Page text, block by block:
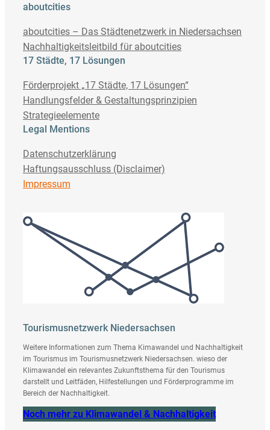
aboutcities
aboutcities – Das Städtenetzwerk in Niedersachsen
Nachhaltigkeitsleitbild für aboutcities
17 Städte, 17 Lösungen
Förderprojekt „17 Städte, 17 Lösungen“
Handlungsfelder & Gestaltungsprinzipien
Strategieelemente
Legal Mentions
Datenschutzerklärung
Haftungsausschluss (Disclaimer)
Impressum
Tourismusnetzwerk Niedersachsen
Weitere Informationen zum Thema Kimawandel und Nachhaltigkeit
im Tourismus im Tourismusnetzwerk Niedersachsen. wieso der
Klimawandel ein relevantes Zukunftsthema für den Tourismus
darstellt und Leitfäden, Hilfestellungen und Förderprogramme im
Bereich der Nachhaltigkeit.
Noch mehr zu Klimawandel & Nachhaltigkeit